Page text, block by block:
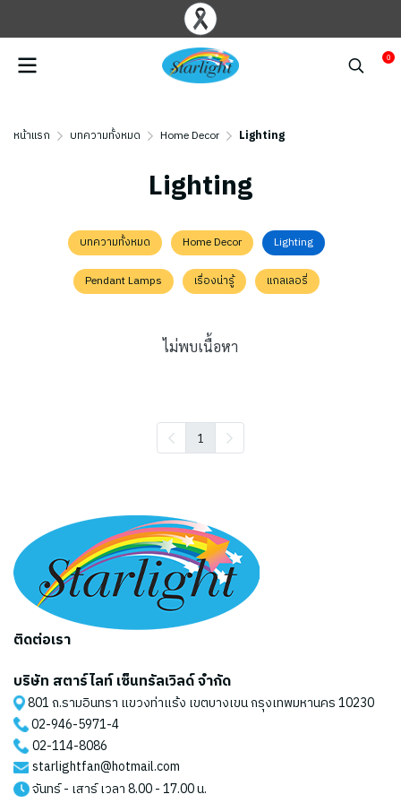
0
หน้าแรก บทความทั้งหมด Home Decor Lighting
Lighting
บทความทั้งหมด Home Decor Lighting
Pendant Lamps เรื่องน่ารู้ แกลเลอรี่
ไม่พบเนื้อหา
1
ติดต่อเรา
บริษัท สตาร์ไลท์ เซ็นทรัลเวิลด์ จำกัด
801 ถ.รามอินทรา แขวงท่าแร้ง เขตบางเขน กรุงเทพมหานคร 10230
02-946-5971-4
02-114-8086
starlightfan@hotmail.com
จันทร์ - เสาร์ เวลา 8.00 - 17.00 น.